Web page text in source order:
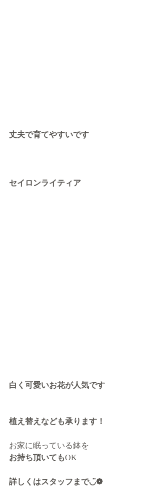
丈夫で育てやすいです
セイロンライティア
白く可愛いお花が人気です
植え替えなども承ります！
お家に眠っている鉢を
お持ち頂いてもOK
詳しくはスタッフまで◡̈❁